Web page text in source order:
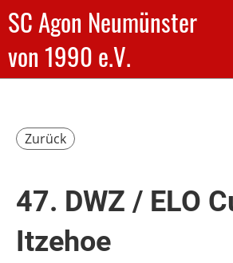
SC Agon Neumünster
von 1990 e.V.
Zurück
47. DWZ / ELO
Itzehoe